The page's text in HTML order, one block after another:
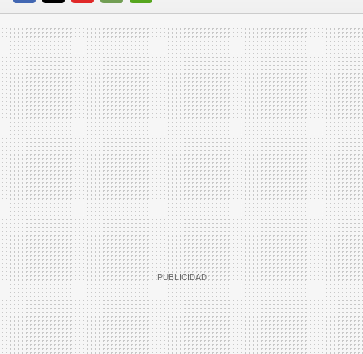
FACEBOOKTWITTERFLIPBOARD
E-
MAIL
WHATSAPP